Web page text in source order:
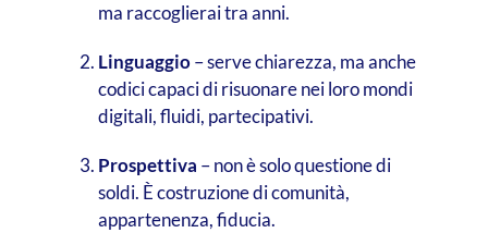
ma raccoglierai tra anni.
Linguaggio– serve chiarezza, ma anche
codici capaci di risuonare nei loro mondi
digitali, fluidi, partecipativi.
Prospettiva – non è solo questione di
soldi. È costruzione di comunità,
appartenenza, fiducia.